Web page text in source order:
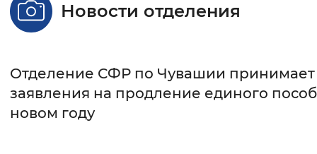
Стандартный Увеличенный
Без засечек С засечками
Новости отделения
Отделение СФР по Чувашии принимает
заявления на продление единого
новом году